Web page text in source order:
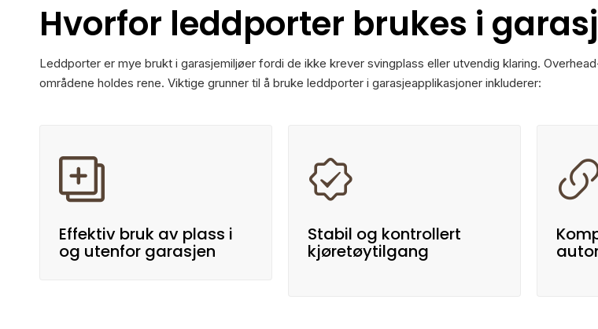
Hvorfor leddporter brukes i
Leddporter er mye brukt i garasjemiljøer fordi de ikke krever svingplass eller utvendig klaring.
områdene holdes rene. Viktige grunner til å bruke leddporter i garasjeapplikasjoner inkluderer:

Effektiv bruk av plass i
og utenfor garasjen

Stabil og kontrollert
kjøretøytilgang